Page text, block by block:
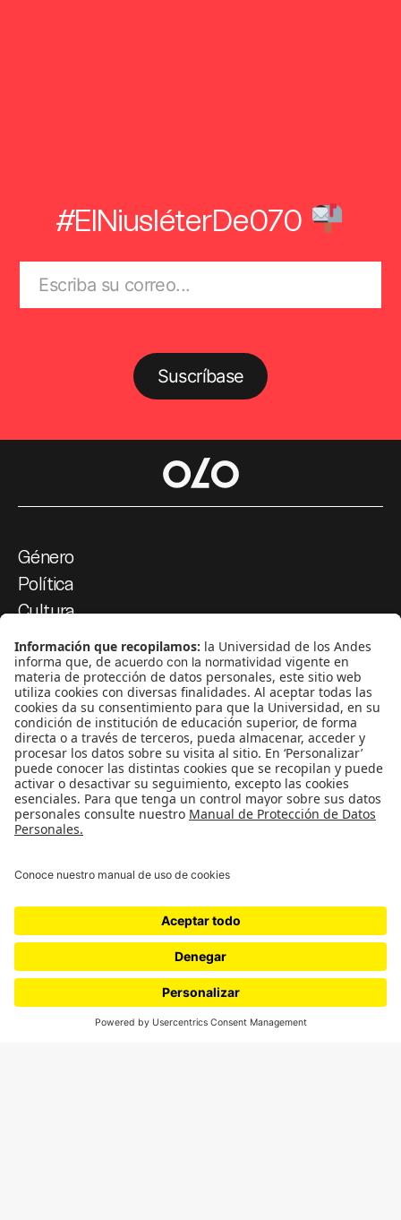
#ElNiusléterDe070
Suscríbase
Género
Política
Cultura
Medio ambiente
Medios y periodismo
Ciudad
Movilización social
¿Quiénes somos?
Podcasts
Proyectos 070
SÍGUENOS